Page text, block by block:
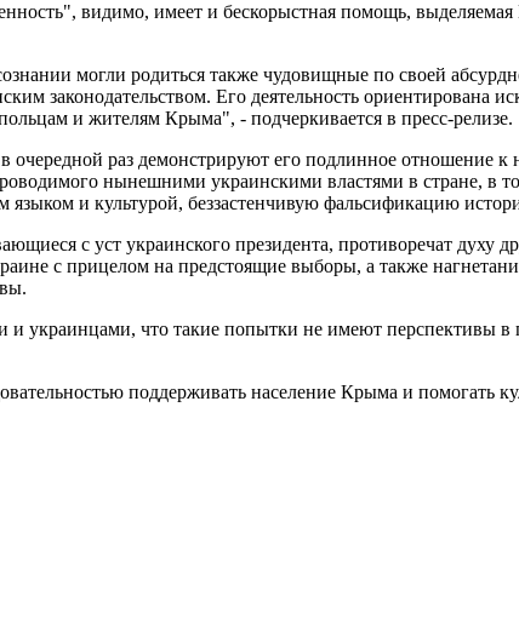
видимо, имеет и бескорыстная помощь,
могли родиться также чудовищные по своей
законодательством. Его деятельность ориентирована
и жителям Крыма", - подчеркивается в пресс-релизе.
очередной раз демонстрируют его подлинное отношение
нынешними украинскими властями в стране, в
языком и культурой, беззастенчивую фальсификацию
с уст украинского президента, противоречат духу
с прицелом на предстоящие выборы, а также
украинцами, что такие попытки не имеют перспективы
поддерживать население Крыма и помогать